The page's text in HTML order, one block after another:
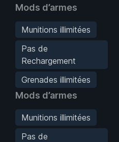
Mods d’armes
Munitions illimitées
Pas de
Rechargement
Grenades illimitées
Mods d’armes
Munitions illimitées
Pas de